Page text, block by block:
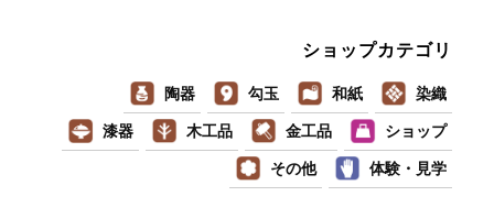
ショップカテゴリ
陶器 勾玉 和紙 染織
漆器 木工品 金工品 ショップ
その他 体験・見学